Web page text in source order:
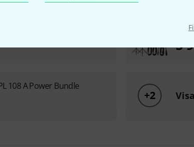
the
5
108 A Power Bundle
+2